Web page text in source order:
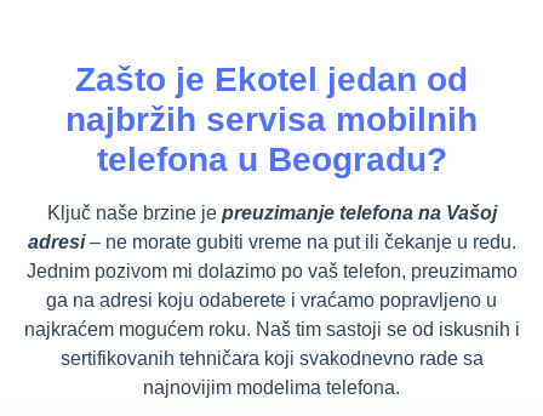
Zašto je Ekotel jedan od
najbržih servisa mobilnih
telefona u Beogradu?
Ključ naše brzine je preuzimanje telefona na Vašoj
adresi– ne morate gubiti vreme na put ili čekanje u redu.
Jednim pozivom mi dolazimo po vaš telefon, preuzimamo
ga na adresi koju odaberete i vraćamo popravljeno u
najkraćem mogućem roku. Naš tim sastoji se od iskusnih i
sertifikovanih tehničara koji svakodnevno rade sa
najnovijim modelima telefona.